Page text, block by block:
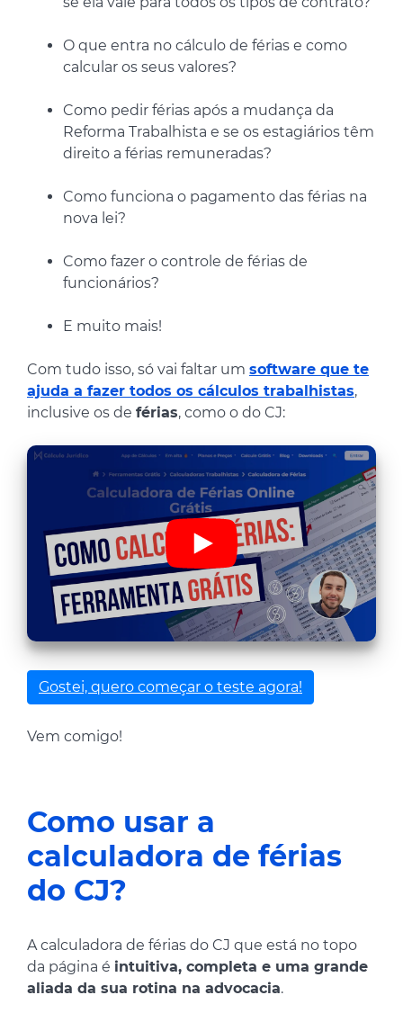
O que entra no cálculo de férias e como
calcular os seus valores?
Como pedir férias após a mudança da
Reforma Trabalhista e se os estagiários têm
direito a férias remuneradas?
Como funciona o pagamento das férias na
nova lei?
Como fazer o controle de férias de
funcionários?
E muito mais!
Com tudo isso, só vai faltar um software que te
ajuda a fazer todos os cálculos trabalhistas,
inclusive os de férias, como o do CJ:
Gostei, quero começar o teste agora!
Vem comigo!
Como usar a
calculadora de férias
do CJ?
A calculadora de férias do CJ que está no topo
da página é intuitiva, completa e uma grande
aliada da sua rotina na advocacia.